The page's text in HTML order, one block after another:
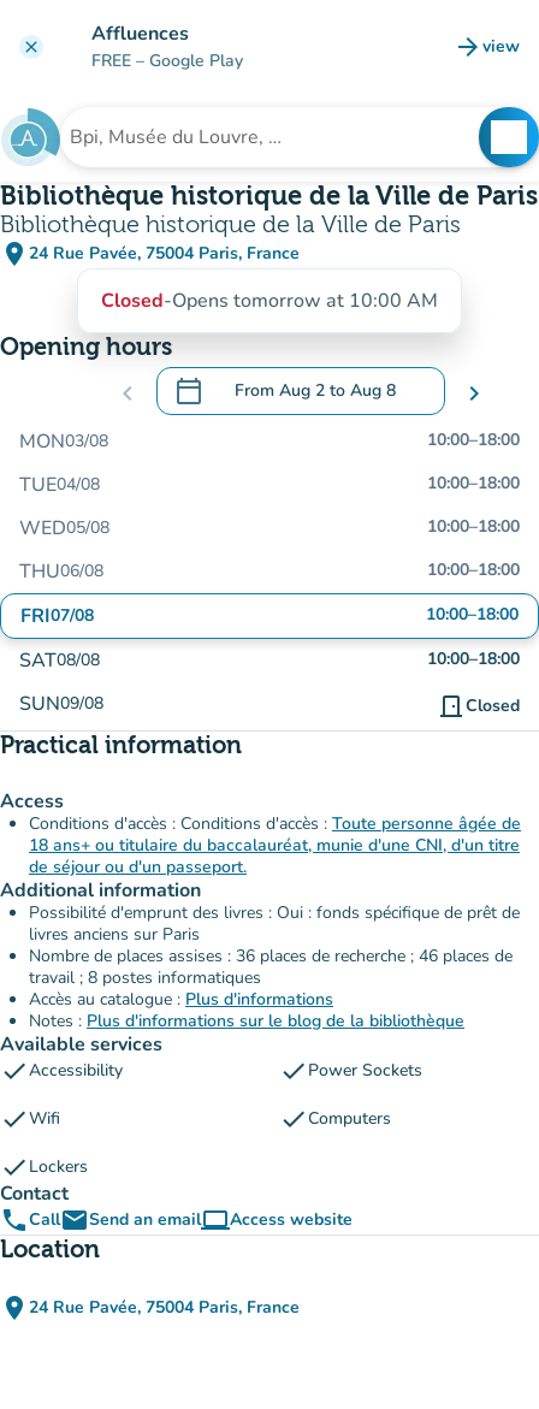
clear Affluences
FREE – Google Play arrow_forward view
(new
Search for an institution
Bibliothèque historique de la Ville de Paris
Bibliothèque historique de la Ville de Paris
place 24 Rue Pavée, 75004 Paris, France
(open in Google Maps)
(new tab)
Closed-Opens tomorrow at 10:00 AM
Opening hours
chevron_left calendar_today From Aug 2 to Aug 8
.Open the calendar to change dates
chevron_right
MON03/08 10:00–18:00
TUE04/08 10:00–18:00
WED05/08 10:00–18:00
THU06/08 10:00–18:00
FRI07/08 10:00–18:00
SAT08/08 10:00–18:00
SUN09/08 door_front Closed
Practical information
Access
Conditions d'accès : Conditions d'accès : Toute personne âgée de
18 ans+ ou titulaire du baccalauréat, munie d'une CNI, d'un titre
de séjour ou d'un passeport.
Additional information
Possibilité d'emprunt des livres : Oui : fonds spécifique de prêt de
livres anciens sur Paris
Nombre de places assises : 36 places de recherche ; 46 places de
travail ; 8 postes informatiques
Accès au catalogue : Plus d'informations
Notes : Plus d'informations sur le blog de la bibliothèque
Available services
checkAccessibility check Power Sockets
checkWifi checkComputers
check Lockers
Contact
phoneCallemailSend an emailcomputerAccess website
(new tab)
Location
place 24 Rue Pavée, 75004 Paris, France
(open in Google Maps)
(new tab)